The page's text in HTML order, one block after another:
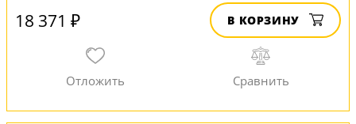
18 371 ₽ В КОРЗИНУ